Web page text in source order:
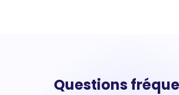
Questions